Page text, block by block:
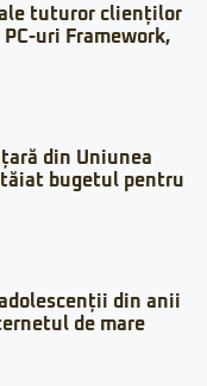
ale tuturor clienților
uri Framework,
din Uniunea
tăiat bugetul pentru
din anii
de mare